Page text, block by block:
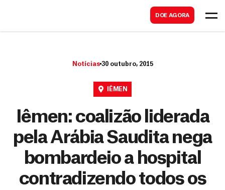
DOE AGORA
Notícias 30 outubro, 2015
IÊMEN
Iêmen: coalizão liderada
pela Arábia Saudita nega
bombardeio a hospital
contradizendo todos os
a
r